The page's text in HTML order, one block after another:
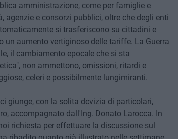
amministrazione, come per famiglie e
agenzie e consorzi pubblici, oltre che degli enti
si trasferiscono su cittadini e
un aumento vertiginoso delle tariffe. La Guerra
il cambiamento epocale che si sta
non ammettono, omissioni, ritardi e
celeri e possibilmente lungimiranti.
giunge, con la solita dovizia di particolari,
accompagnato dall'Ing. Donato Larocca. In
richiesta per effettuare la discussione sul